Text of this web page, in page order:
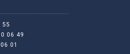
55
06 49
01